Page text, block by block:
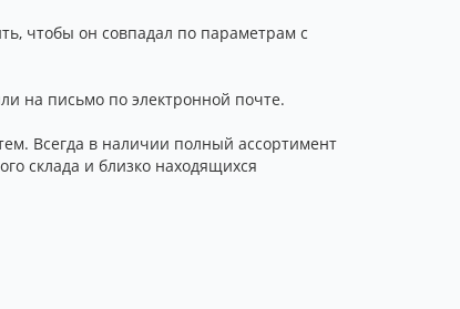
чтобы он совпадал по параметрам с
на письмо по электронной почте.
Всегда в наличии полный ассортимент
склада и близко находящихся